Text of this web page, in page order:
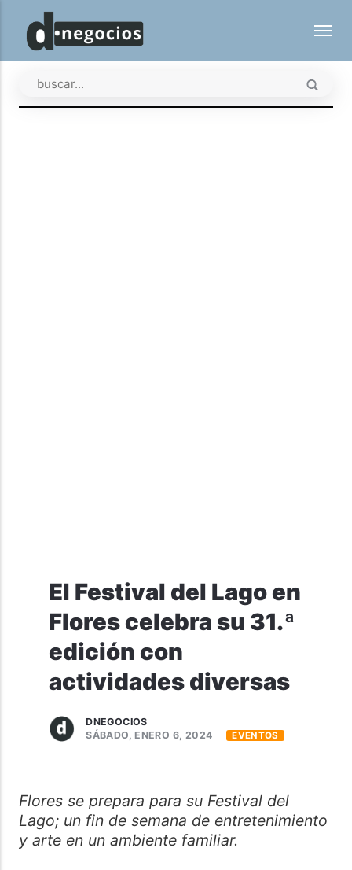
El Festival del Lago en
Flores celebra su 31.ª
edición con
actividades diversas
DNEGOCIOS
SÁBADO, ENERO 6, 2024
EVENTOS
Flores se prepara para su Festival del
Lago; un fin de semana de entretenimiento
y arte en un ambiente familiar.